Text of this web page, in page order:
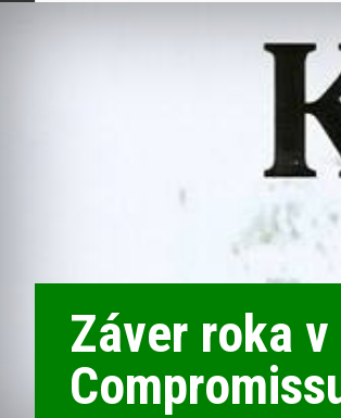
Záver roka